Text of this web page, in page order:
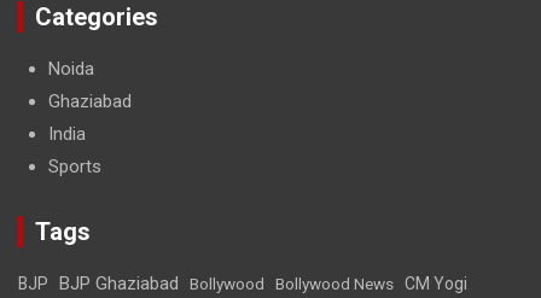
Categories
Noida
Ghaziabad
India
Sports
Tags
BJP BJP Ghaziabad Bollywood Bollywood News CM Yogi